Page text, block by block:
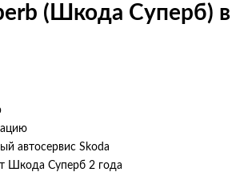
(Шкода Суперб) в
автосервис Skoda
Шкода Суперб 2 года